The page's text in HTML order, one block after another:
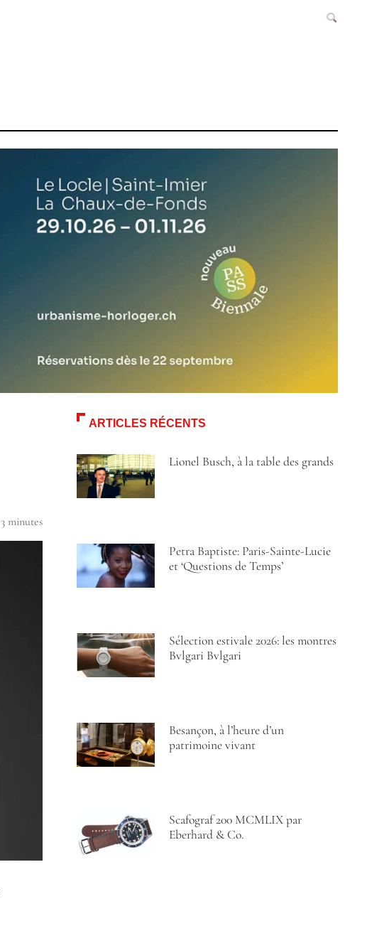
3 minutes
ARTICLES RÉCENTS
Lionel Busch, à la table des grands
Petra Baptiste: Paris-Sainte-Lucie
et ‘Questions de Temps’
Sélection estivale 2026: les montres
Bvlgari Bvlgari
Besançon, à l’heure d’un
patrimoine vivant
Scafograf 200 MCMLIX par
Eberhard & Co.